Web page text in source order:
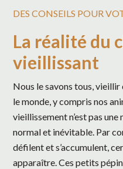
DES CONSEILS POUR
La réalité du
vieillissant
Nous le savons tous,
le monde, y compris nos
vieillissement n’est pas
normal et inévitable. Par
défilent et s’accumulent,
apparaître. Ces petits